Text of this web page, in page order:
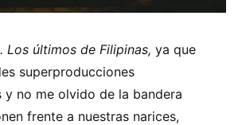
Los últimos de Filipinas, ya que
superproducciones
y no me olvido de la bandera
frente a nuestras narices,